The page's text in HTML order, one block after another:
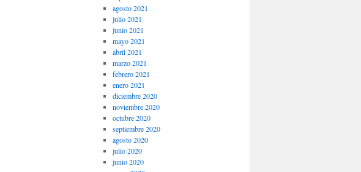
agosto 2021
julio 2021
junio 2021
mayo 2021
abril 2021
marzo 2021
febrero 2021
enero 2021
diciembre 2020
noviembre 2020
octubre 2020
septiembre 2020
agosto 2020
julio 2020
junio 2020